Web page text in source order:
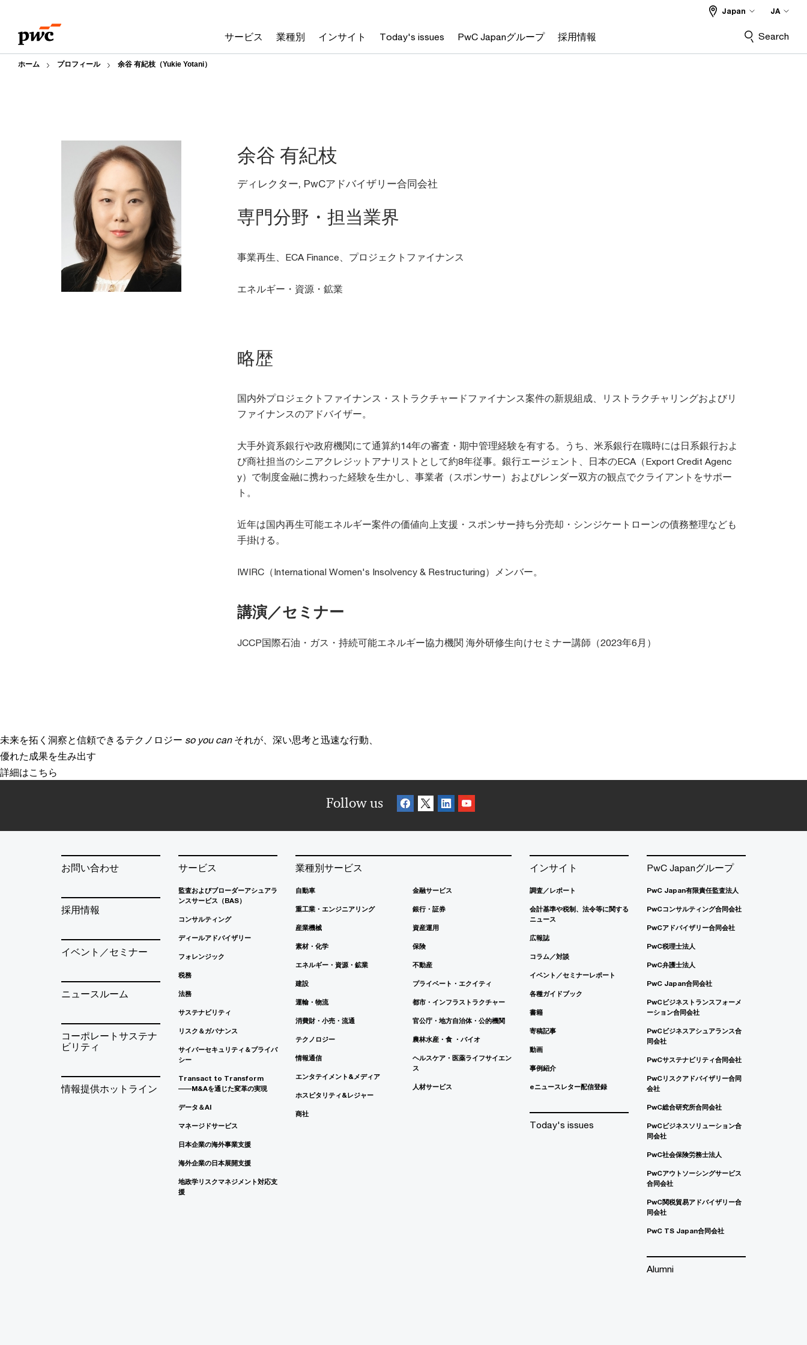
content
footer
サービス 業種別 インサイト Today's issues PwC Japanグループ 採用情報
Japan JA
Search
ホーム プロフィール 余谷 有紀枝（Yukie Yotani）
余谷 有紀枝
ディレクター, PwCアドバイザリー合同会社
専門分野・担当業界
事業再生、ECA Finance、プロジェクトファイナンス
エネルギー・資源・鉱業
略歴
国内外プロジェクトファイナンス・ストラクチャードファイナンス案件の新規組成、リストラクチャリングおよびリ
ファイナンスのアドバイザー。
大手外資系銀行や政府機関にて通算約14年の審査・期中管理経験を有する。うち、米系銀行在職時には日系銀行およ
び商社担当のシニアクレジットアナリストとして約8年従事。銀行エージェント、日本のECA（Export Credit Agenc
y）で制度金融に携わった経験を生かし、事業者（スポンサー）およびレンダー双方の観点でクライアントをサポー
ト。
近年は国内再生可能エネルギー案件の価値向上支援・スポンサー持ち分売却・シンジケートローンの債務整理なども
手掛ける。
IWIRC（International Women's Insolvency & Restructuring）メンバー。
講演／セミナー
JCCP国際石油・ガス・持続可能エネルギー協力機関 海外研修生向けセミナー講師（2023年6月）
未来を拓く洞察と信頼できるテクノロジー so you can それが、深い思考と迅速な行動、
優れた成果を生み出す
詳細はこちら
Follow us
お問い合わせ
採用情報
イベント／セミナー
ニュースルーム
コーポレートサステナ
ビリティ
情報提供ホットライン
サービス
監査およびブローダーアシュアラ
ンスサービス（BAS）
コンサルティング
ディールアドバイザリー
フォレンジック
税務
法務
サステナビリティ
リスク＆ガバナンス
サイバーセキュリティ＆プライバ
シー
Transact to Transform
――M&Aを通じた変革の実現
データ＆AI
マネージドサービス
日本企業の海外事業支援
海外企業の日本展開支援
地政学リスクマネジメント対応支
援
業種別サービス
自動車
重工業・エンジニアリング
産業機械
素材・化学
エネルギー・資源・鉱業
建設
運輸・物流
消費財・小売・流通
テクノロジー
情報通信
エンタテイメント&メディア
ホスピタリティ&レジャー
商社
金融サービス
銀行・証券
資産運用
保険
不動産
プライベート・エクイティ
都市・インフラストラクチャー
官公庁・地方自治体・公的機関
農林水産・食 ・バイオ
ヘルスケア・医薬ライフサイエン
ス
人材サービス
インサイト
調査／レポート
会計基準や税制、法令等に関する
ニュース
広報誌
コラム／対談
イベント／セミナーレポート
各種ガイドブック
書籍
寄稿記事
動画
事例紹介
eニュースレター配信登録
Today's issues
PwC Japanグループ
PwC Japan有限責任監査法人
PwCコンサルティング合同会社
PwCアドバイザリー合同会社
PwC税理士法人
PwC弁護士法人
PwC Japan合同会社
PwCビジネストランスフォーメ
ーション合同会社
PwCビジネスアシュアランス合
同会社
PwCサステナビリティ合同会社
PwCリスクアドバイザリー合同
会社
PwC総合研究所合同会社
PwCビジネスソリューション合
同会社
PwC社会保険労務士法人
PwCアウトソーシングサービス
合同会社
PwC関税貿易アドバイザリー合
同会社
PwC TS Japan合同会社
Alumni